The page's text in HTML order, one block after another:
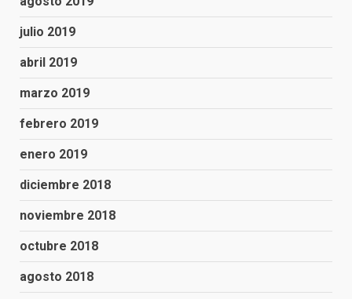
julio 2019
abril 2019
marzo 2019
febrero 2019
enero 2019
diciembre 2018
noviembre 2018
octubre 2018
agosto 2018